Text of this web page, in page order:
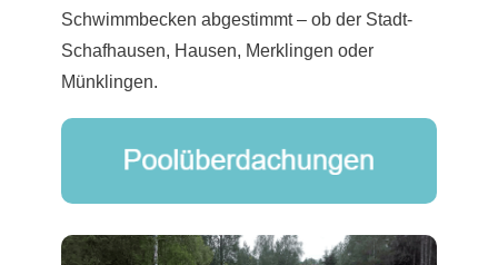
Schwimmbecken abgestimmt – ob der Stadt-
Schafhausen, Hausen, Merklingen oder
Münklingen.